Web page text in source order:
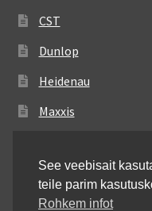
CST
Dunlop
Heidenau
Maxxis
Michelin
Mitas
See veebisait
teile parim
Rohkem infot